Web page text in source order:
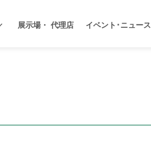
展示場・ 代理店 イベント･ニュース